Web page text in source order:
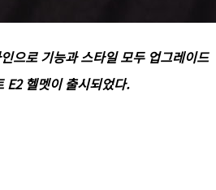
으로 기능과 스타일 모두 업그레이드
E2 헬멧이 출시되었다.